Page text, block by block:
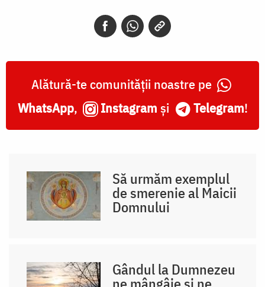
Alătură-te comunității noastre pe
WhatsApp, Instagram și Telegram!
Să urmăm exemplul
de smerenie al Maicii
Domnului
Gândul la Dumnezeu